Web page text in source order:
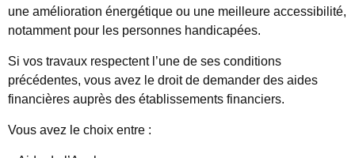
une amélioration énergétique ou une meilleure accessibilité,
notamment pour les personnes handicapées.
Si vos travaux respectent l’une de ses conditions
précédentes, vous avez le droit de demander des aides
financières auprès des établissements financiers.
Vous avez le choix entre :